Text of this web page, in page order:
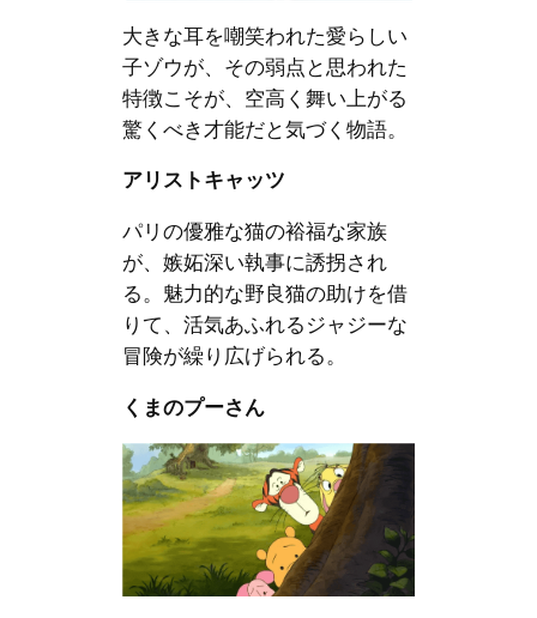
大きな耳を嘲笑われた愛らしい
子ゾウが、その弱点と思われた
特徴こそが、空高く舞い上がる
驚くべき才能だと気づく物語。
アリストキャッツ
パリの優雅な猫の裕福な家族
が、嫉妬深い執事に誘拐され
る。魅力的な野良猫の助けを借
りて、活気あふれるジャジーな
冒険が繰り広げられる。
くまのプーさん